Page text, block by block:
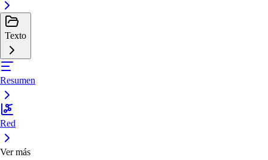
Texto
Resumen
Red
Ver más